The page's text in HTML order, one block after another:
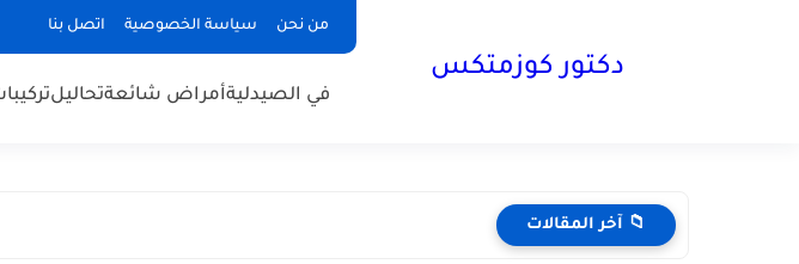
من نحن سياسة الخصوصية اتصل بنا
دكتور كوزمتكس
في الصيدليةأمراض شائعةتحاليل
📁 آخر المقالات